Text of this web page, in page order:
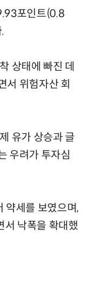
포인트(0.8
상태에 빠진 데
서 위험자산 회
유가 상승과 글
우려가 투자심
약세를 보였으며,
서 낙폭을 확대했